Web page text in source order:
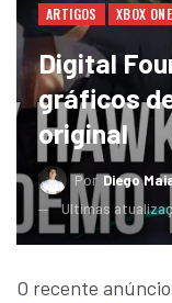
ARTIGOS XBOX ONE
Digital
gráficos
original
PorDiego
Ultimas
O recente